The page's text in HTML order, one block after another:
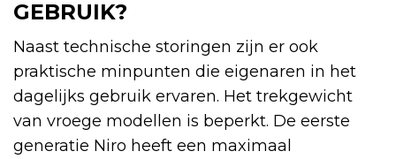
GEBRUIK?
Naast technische storingen zijn er ook
praktische minpunten die eigenaren in het
dagelijks gebruik ervaren. Het trekgewicht
van vroege modellen is beperkt. De eerste
generatie Niro heeft een maximaal